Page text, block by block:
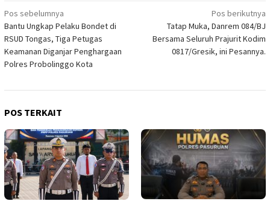
Navigasi
pos
Pos sebelumnya
Bantu Ungkap Pelaku Bondet di
RSUD Tongas, Tiga Petugas
Keamanan Diganjar Penghargaan
Polres Probolinggo Kota
Pos berikutnya
Tatap Muka, Danrem 084/BJ
Bersama Seluruh Prajurit Kodim
0817/Gresik, ini Pesannya.
POS TERKAIT